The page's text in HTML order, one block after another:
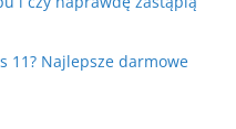
11? Najlepsze darmowe